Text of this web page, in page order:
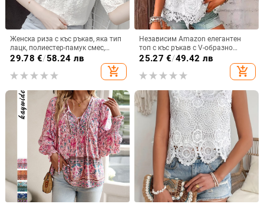
Женска риза с къс ръкав, яка тип
лацк, полиестер-памук смес,
едноцветен модел, свободна
29.78 €/58.24 лв
add_shopping_cart
Независим Amazon елегантен
топ с къс ръкав с V-образно
деколте, щампован, дантела,
европейска и американска лятна
нова тениска с къс ръкав за жени
25.27 €/49.42 лв
add_shopping_cart